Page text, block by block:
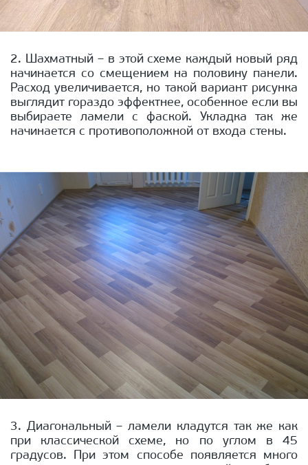
2. Шахматный – в этой схеме каждый новый ряд
начинается со смещением на половину панели.
Расход увеличивается, но такой вариант рисунка
выглядит гораздо эффектнее, особенное если вы
выбираете ламели с фаской. Укладка так же
начинается с противоположной от входа стены.
3. Диагональный – ламели кладутся так же как
при классической схеме, но по углом в 45
градусов. При этом способе появляется много